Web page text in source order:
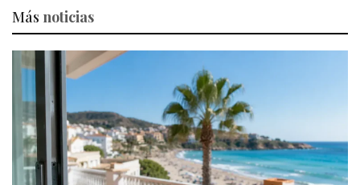
Más noticias